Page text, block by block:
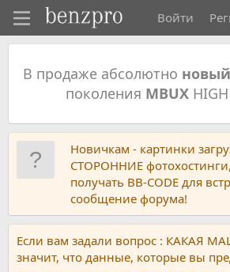
Войти
В продаже абсолютно новый
поколения MBUX
Новичкам - картинки
СТОРОННИЕ
получать BB-CODE для
сообщение форума!
Если вам задали вопрос : КАКАЯ
значит, что данные, которые вы